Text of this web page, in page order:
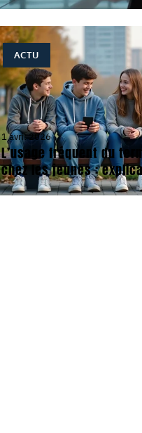
ACTU
1 avril 2026
L’usage fréquent du
chez les jeunes :